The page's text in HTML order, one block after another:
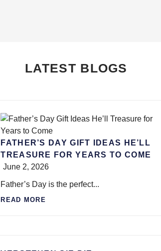
LATEST BLOGS
FATHER’S DAY GIFT IDEAS HE’LL
TREASURE FOR YEARS TO COME
June 2, 2026
Father’s Day is the perfect...
READ MORE